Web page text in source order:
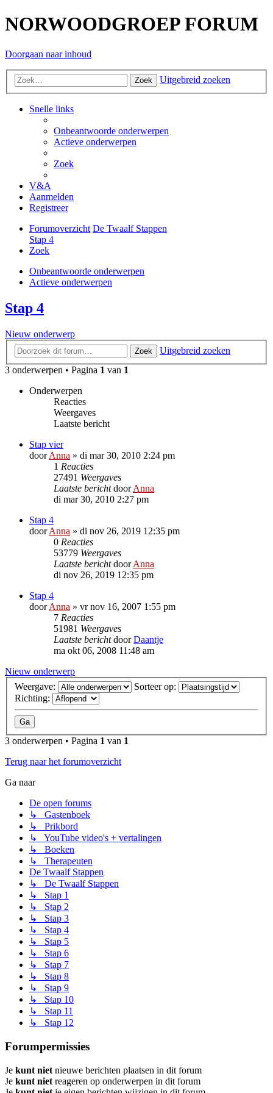
NORWOODGROEP FORUM
Doorgaan naar inhoud
Zoek Uitgebreid zoeken
Snelle links
Onbeantwoorde onderwerpen
Actieve onderwerpen
Zoek
V&A
Aanmelden
Registreer
Forumoverzicht De Twaalf Stappen
Stap 4
Zoek
Onbeantwoorde onderwerpen
Actieve onderwerpen
Stap 4
Nieuw onderwerp
Zoek
Uitgebreid zoeken
3 onderwerpen • Pagina 1 van 1
Onderwerpen
Reacties
Weergaves
Laatste bericht
Stap vier
doorAnna » di mar 30, 2010 2:24 pm
1 Reacties
27491 Weergaves
Laatste berichtdoorAnna
di mar 30, 2010 2:27 pm
Stap 4
doorAnna » di nov 26, 2019 12:35 pm
0 Reacties
53779 Weergaves
Laatste berichtdoorAnna
di nov 26, 2019 12:35 pm
Stap 4
doorAnna » vr nov 16, 2007 1:55 pm
7 Reacties
51981 Weergaves
Laatste berichtdoorDaantje
ma okt 06, 2008 11:48 am
Nieuw onderwerp
Weergave:
Sorteer op:
Richting:
3 onderwerpen • Pagina 1 van 1
Terug naar het forumoverzicht
Ga naar
De open forums
↳ Gastenboek
↳ Prikbord
↳ YouTube video's + vertalingen
↳ Boeken
↳ Therapeuten
De Twaalf Stappen
↳ De Twaalf Stappen
↳ Stap 1
↳ Stap 2
↳ Stap 3
↳ Stap 4
↳ Stap 5
↳ Stap 6
↳ Stap 7
↳ Stap 8
↳ Stap 9
↳ Stap 10
↳ Stap 11
↳ Stap 12
Forumpermissies
Je kunt niet nieuwe berichten plaatsen in dit forum
Je kunt niet reageren op onderwerpen in dit forum